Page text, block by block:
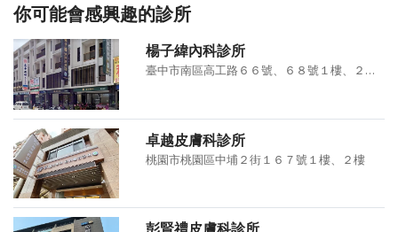
你可能會感興趣的診所
楊子緯內科診所
臺中市南區高工路６６號、６８號１樓、２樓、３樓
卓越皮膚科診所
桃園市桃園區中埔２街１６７號１樓、２樓